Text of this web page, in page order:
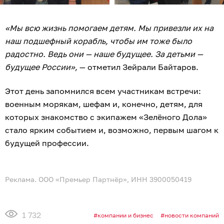
«Мы всю жизнь помогаем детям. Мы привезли их на
наш подшефный корабль, чтобы им тоже было
радостно. Ведь они — наше будущее. За детьми —
будущее России», — отметил Зейрали Байтаров.
Этот день запомнился всем участникам встречи:
военным морякам, шефам и, конечно, детям, для
которых знакомство с экипажем «Зелёного Дола»
стало ярким событием и, возможно, первым шагом к
будущей профессии.
Реклама. ООО «Премьер Партнёр», ИНН 3900050419
1 732 компании и бизнес новости компаний